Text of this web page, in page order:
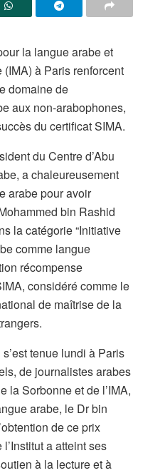
la langue arabe et
(IMA) à Paris renforcent
domaine de
aux non-arabophones,
du certificat SIMA.
du Centre d’Abu
a chaleureusement
arabe pour avoir
bin Rashid
la catégorie “Initiative
comme langue
récompense
considéré comme le
de maîtrise de la
tenue lundi à Paris
de journalistes arabes
la Sorbonne et de l’IMA,
arabe, le Dr bin
de ce prix
a atteint ses
à la lecture et à